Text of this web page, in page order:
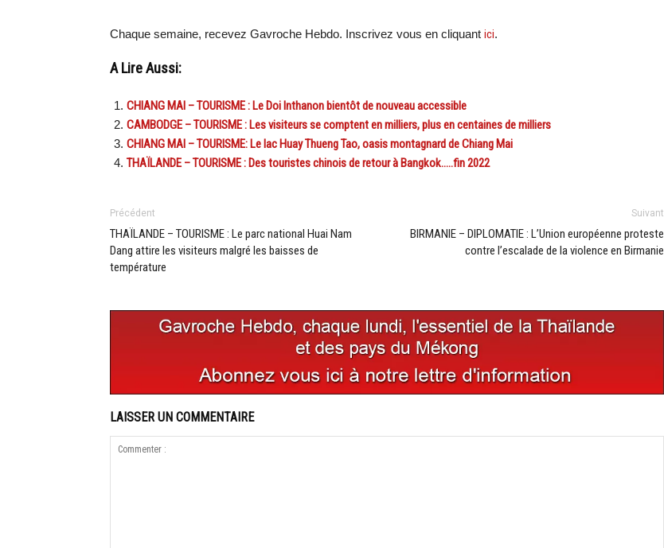
Chaque semaine, recevez Gavroche Hebdo. Inscrivez vous en cliquant ici.
A Lire Aussi:
CHIANG MAI – TOURISME : Le Doi Inthanon bientôt de nouveau accessible
CAMBODGE – TOURISME : Les visiteurs se comptent en milliers, plus en centaines de milliers
CHIANG MAI – TOURISME: Le lac Huay Thueng Tao, oasis montagnard de Chiang Mai
THAÏLANDE – TOURISME : Des touristes chinois de retour à Bangkok…..fin 2022
Précédent
THAÏLANDE – TOURISME : Le parc national Huai Nam
Dang attire les visiteurs malgré les baisses de
température
Suivant
BIRMANIE – DIPLOMATIE : L’Union européenne proteste
contre l’escalade de la violence en Birmanie
LAISSER UN COMMENTAIRE